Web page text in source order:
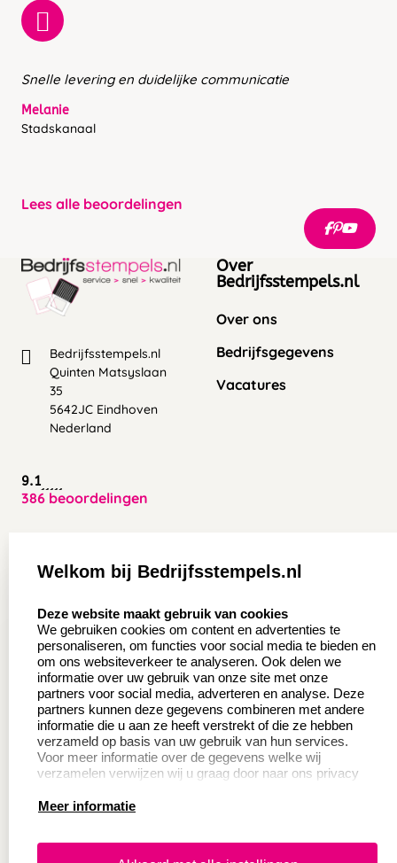
Snelle levering en duidelijke communicatie
Melanie
Stadskanaal
Lees alle beoordelingen
Bedrijfsstempels.nl
Quinten Matsyslaan
35
5642JC Eindhoven
Nederland
9.1
386 beoordelingen
Over
Bedrijfsstempels.nl
Over ons
Bedrijfsgegevens
Vacatures
Aanvraag op maat
Wederverkoper
worden
Sale
Betaling & Verzending
Contact opnemen
Veel gestelde vragen
Retourneren
Herroepingsrecht
Productinformatie:
Instructie voor
Aanleverspecificaties
Welkom bij Bedrijfsstempels.nl
Deze website maakt gebruik van cookies
We gebruiken cookies om content en advertenties te
personaliseren, om functies voor social media te bieden en
om ons websiteverkeer te analyseren. Ook delen we
informatie over uw gebruik van onze site met onze
partners voor social media, adverteren en analyse. Deze
partners kunnen deze gegevens combineren met andere
informatie die u aan ze heeft verstrekt of die ze hebben
verzameld op basis van uw gebruik van hun services.
Voor meer informatie over de gegevens welke wij
verzamelen verwijzen wij u graag door naar ons privacy
Meer informatie